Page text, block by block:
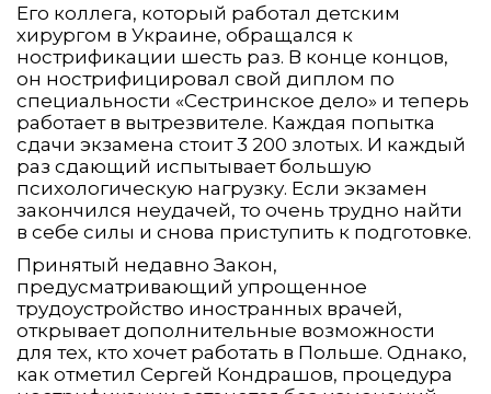
Его коллега, который работал детским
хирургом в Украине, обращался к
нострификации шесть раз. В конце концов,
он нострифицировал свой диплом по
специальности «Сестринское дело» и теперь
работает в вытрезвителе. Каждая попытка
сдачи экзамена стоит 3 200 злотых. И каждый
раз сдающий испытывает большую
психологическую нагрузку. Если экзамен
закончился неудачей, то очень трудно найти
в себе силы и снова приступить к подготовке.
Принятый недавно Закон,
предусматривающий упрощенное
трудоустройство иностранных врачей,
открывает дополнительные возможности
для тех, кто хочет работать в Польше. Однако,
как отметил Сергей Кондрашов, процедура